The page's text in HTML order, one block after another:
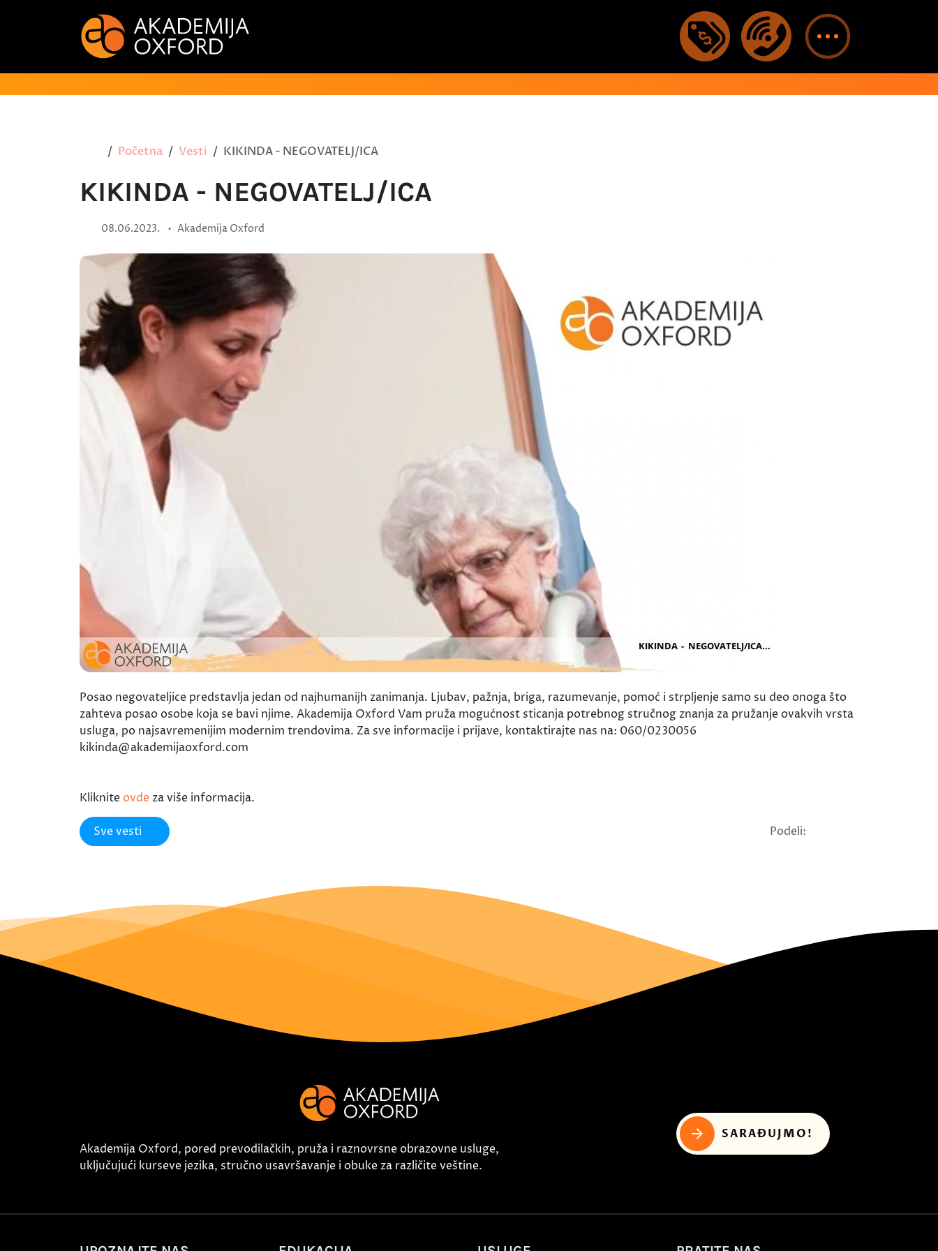
Početna Vesti KIKINDA - NEGOVATELJ/ICA
KIKINDA - NEGOVATELJ/ICA
08.06.2023. • Akademija Oxford
Posao negovateljice predstavlja jedan od najhumanijh zanimanja. Ljubav, pažnja, briga, razumevanje, pomoć i strpljenje samo su deo onoga što
zahteva posao osobe koja se bavi njime. Akademija Oxford Vam pruža mogućnost sticanja potrebnog stručnog znanja za pružanje ovakvih vrsta
usluga, po najsavremenijim modernim trendovima. Za sve informacije i prijave, kontaktirajte nas na: 060/0230056
kikinda@akademijaoxford.com
Kliknite ovde za više informacija.
Sve vesti Podeli:
Akademija Oxford, pored prevodilačkih, pruža i raznovrsne obrazovne usluge,
uključujući kurseve jezika, stručno usavršavanje i obuke za različite veštine.
SARAĐUJMO!